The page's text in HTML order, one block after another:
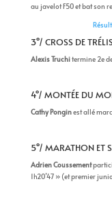
au javelot F50 et bat son
3°/ CROSS DE
Alexis Truchitermine 2e
4°/ MONTÉE DU
Cathy Ponginest allé
5°/ MARATHON ET
Adrien Coussement
1h20’47 » (et premier